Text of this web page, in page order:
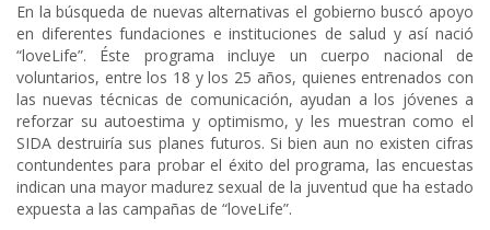
En la búsqueda de nuevas alternativas el gobierno buscó apoyo
en diferentes fundaciones e instituciones de salud y así nació
“loveLife”. Éste programa incluye un cuerpo nacional de
voluntarios, entre los 18 y los 25 años, quienes entrenados con
las nuevas técnicas de comunicación, ayudan a los jóvenes a
reforzar su autoestima y optimismo, y les muestran como el
SIDA destruiría sus planes futuros. Si bien aun no existen cifras
contundentes para probar el éxito del programa, las encuestas
indican una mayor madurez sexual de la juventud que ha estado
expuesta a las campañas de “loveLife”.